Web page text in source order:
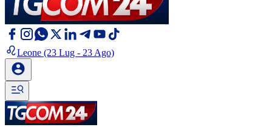
Leone (23 Lug - 23 Ago)